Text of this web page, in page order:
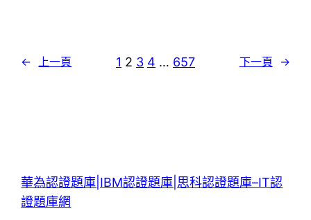
← 上一頁 1 2 3 4 … 657 下一頁 →
華為認證題庫|IBM認證題庫|思科認證題庫–IT認
證題庫網